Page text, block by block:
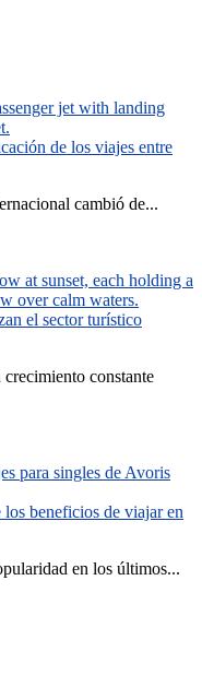
de los viajes entre
cambió de...
el sector turístico
constante
beneficios de viajar en
en los últimos...